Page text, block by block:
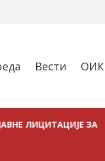
Вести ОИК
ЗА